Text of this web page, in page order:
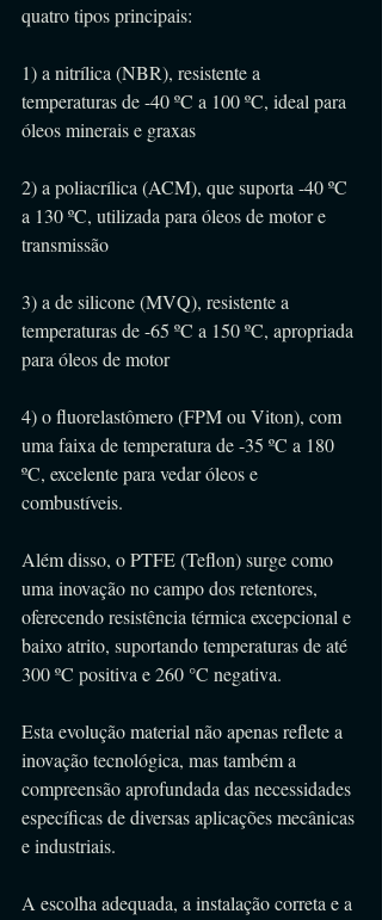
quatro tipos principais:
1) a nitrílica (NBR), resistente a
temperaturas de -40 ºC a 100 ºC, ideal para
óleos minerais e graxas
2) a poliacrílica (ACM), que suporta -40 ºC
a 130 ºC, utilizada para óleos de motor e
transmissão
3) a de silicone (MVQ), resistente a
temperaturas de -65 ºC a 150 ºC, apropriada
para óleos de motor
4) o fluorelastômero (FPM ou Viton), com
uma faixa de temperatura de -35 ºC a 180
ºC, excelente para vedar óleos e
combustíveis.
Além disso, o PTFE (Teflon) surge como
uma inovação no campo dos retentores,
oferecendo resistência térmica excepcional e
baixo atrito, suportando temperaturas de até
300 ºC positiva e 260 °C negativa.
Esta evolução material não apenas reflete a
inovação tecnológica, mas também a
compreensão aprofundada das necessidades
específicas de diversas aplicações mecânicas
e industriais.
A escolha adequada, a instalação correta e a